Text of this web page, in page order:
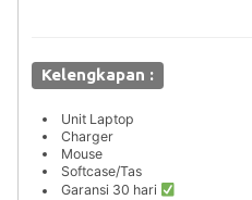
Kelengkapan :
Unit Laptop
Charger
Mouse
Softcase/Tas
Garansi 30 hari